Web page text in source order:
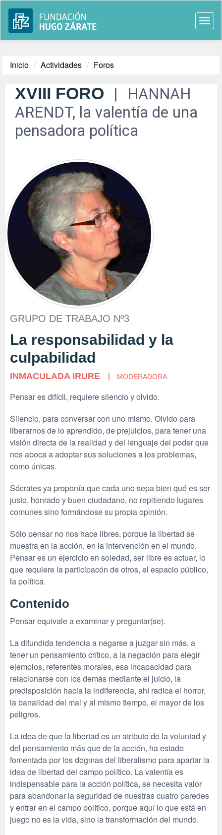
Inicio Actividades Foros
XVIII FORO
HANNAH
ARENDT, la valentía de una
pensadora política
GRUPO DE TRABAJO Nº3
La responsabilidad y la
culpabilidad
INMACULADA IRURE MODERADORA
Pensar es difícil, requiere silencio y olvido.
Silencio, para conversar con uno mismo. Olvido para
liberarnos de lo aprendido, de prejuicios, para tener una
visión directa de la realidad y del lenguaje del poder que
nos aboca a adoptar sus soluciones a los problemas,
como únicas.
Sócrates ya proponía que cada uno sepa bien qué es ser
justo, honrado y buen ciudadano, no repitiendo lugares
comunes sino formándose su propia opinión.
Sólo pensar no nos hace libres, porque la libertad se
muestra en la acción, en la intervención en el mundo.
Pensar es un ejercicio en soledad, ser libre es actuar, lo
que requiere la participacón de otros, el espacio público,
la política.
Contenido
Pensar equivale a examinar y preguntar(se).
La difundida tendencia a negarse a juzgar sin más, a
tener un pensamiento crítico, a la negación para elegir
ejemplos, referentes morales, esa incapacidad para
relacionarse con los demás mediante el juicio, la
predisposición hacia la indiferencia, ahí radica el horror,
la banalidad del mal y al mismo tiempo, el mayor de los
peligros.
La idea de que la libertad es un atributo de la voluntad y
del pensamiento más que de la acción, ha estado
fomentada por los dogmas del liberalismo para apartar la
idea de libertad del campo político. La valentía es
indispensable para la acción política, se necesita valor
para abandonar la seguridad de nuestras cuatro paredes
y entrar en el campo político, porque aquí lo que está en
juego no es la vida, sino la transformación del mundo.